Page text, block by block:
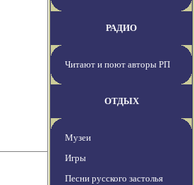
РАДИО
Читают и поют авторы РП
ОТДЫХ
Музеи
Игры
Песни русского застолья